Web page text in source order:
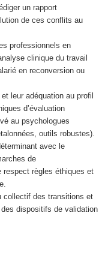
un rapport
de ces conflits au
professionnels en
clinique du travail
en reconversion ou
leur adéquation au profil
d’évaluation
au psychologues
outils robustes).
avec le
de
respect règles éthiques et
collectif des transitions et
dispositifs de validation